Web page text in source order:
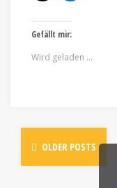
Gefällt mir:
Wird geladen …
OLDER POSTS